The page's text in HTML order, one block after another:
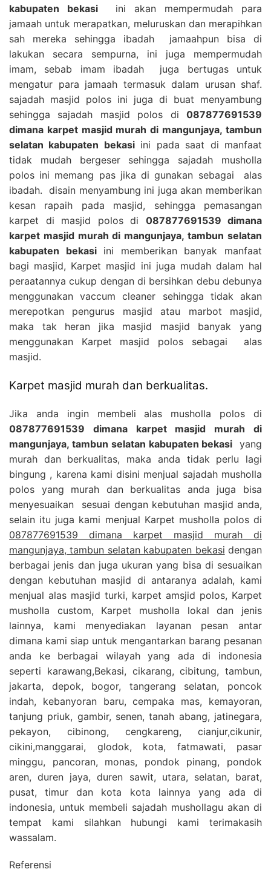
kabupaten bekasi ini akan mempermudah para
jamaah untuk merapatkan, meluruskan dan merapihkan
sah mereka sehingga ibadah jamaahpun bisa di
lakukan secara sempurna, ini juga mempermudah
imam, sebab imam ibadah juga bertugas untuk
mengatur para jamaah termasuk dalam urusan shaf.
sajadah masjid polos ini juga di buat menyambung
sehingga sajadah masjid polos di 087877691539
dimana karpet masjid murah di mangunjaya, tambun
selatan kabupaten bekasiini pada saat di manfaat
tidak mudah bergeser sehingga sajadah musholla
polos ini memang pas jika di gunakan sebagai alas
ibadah. disain menyambung ini juga akan memberikan
kesan rapaih pada masjid, sehingga pemasangan
karpet di masjid polos di 087877691539 dimana
karpet masjid murah di mangunjaya, tambun selatan
kabupaten bekasiini memberikan banyak manfaat
bagi masjid, Karpet masjid ini juga mudah dalam hal
peraatannya cukup dengan di bersihkan debu debunya
menggunakan vaccum cleaner sehingga tidak akan
merepotkan pengurus masjid atau marbot masjid,
maka tak heran jika masjid masjid banyak yang
menggunakan Karpet masjid polos sebagai alas
masjid.
Karpet masjid murah dan berkualitas.
Jika anda ingin membeli alas musholla polos di
087877691539 dimana karpet masjid murah di
mangunjaya, tambun selatan kabupaten bekasi yang
murah dan berkualitas, maka anda tidak perlu lagi
bingung , karena kami disini menjual sajadah musholla
polos yang murah dan berkualitas anda juga bisa
menyesuaikan sesuai dengan kebutuhan masjid anda,
selain itu juga kami menjual Karpet musholla polos di
087877691539 dimana karpet masjid murah di
mangunjaya, tambun selatan kabupaten bekasi dengan
berbagai jenis dan juga ukuran yang bisa di sesuaikan
dengan kebutuhan masjid di antaranya adalah, kami
menjual alas masjid turki, karpet amsjid polos, Karpet
musholla custom, Karpet musholla lokal dan jenis
lainnya, kami menyediakan layanan pesan antar
dimana kami siap untuk mengantarkan barang pesanan
anda ke berbagai wilayah yang ada di indonesia
seperti karawang,Bekasi, cikarang, cibitung, tambun,
jakarta, depok, bogor, tangerang selatan, poncok
indah, kebanyoran baru, cempaka mas, kemayoran,
tanjung priuk, gambir, senen, tanah abang, jatinegara,
pekayon, cibinong, cengkareng, cianjur,cikunir,
cikini,manggarai, glodok, kota, fatmawati, pasar
minggu, pancoran, monas, pondok pinang, pondok
aren, duren jaya, duren sawit, utara, selatan, barat,
pusat, timur dan kota kota lainnya yang ada di
indonesia, untuk membeli sajadah mushollagu akan di
tempat kami silahkan hubungi kami terimakasih
wassalam.
Referensi